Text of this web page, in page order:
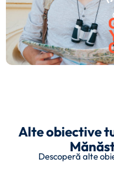
Alte obiective
Descoperă alte